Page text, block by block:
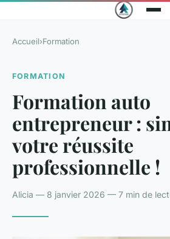
Accueil›Formation
FORMATION
Formation auto
entrepreneur :
votre réussite
professionnelle !
Alicia — 8 janvier 2026 — 7 min de